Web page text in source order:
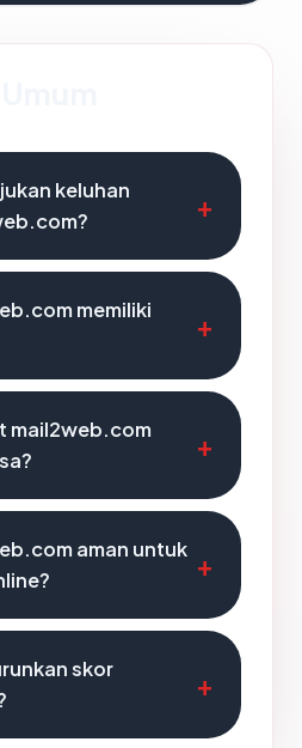
keluhan
memiliki
mail2web.com
aman untuk
skor